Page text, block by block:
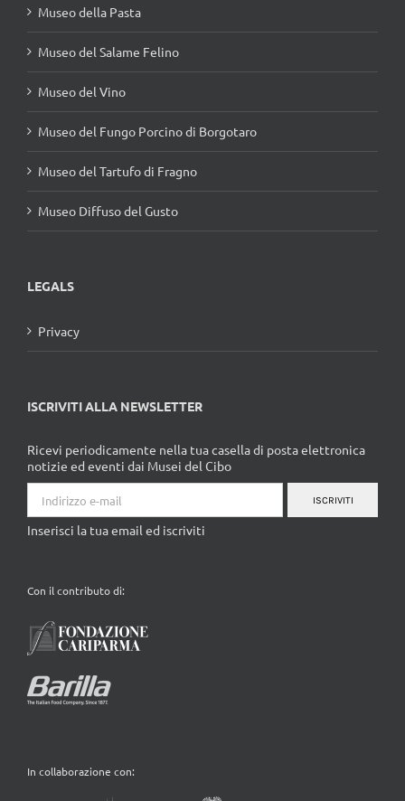
Museo della Pasta
Museo del Salame Felino
Museo del Vino
Museo del Fungo Porcino di Borgotaro
Museo del Tartufo di Fragno
Museo Diffuso del Gusto
LEGALS
Privacy
ISCRIVITI ALLA NEWSLETTER
Ricevi periodicamente nella tua casella di posta elettronica
notizie ed eventi dai Musei del Cibo
ISCRIVITI
Inserisci la tua email ed iscriviti
Con il contributo di:
In collaborazione con: